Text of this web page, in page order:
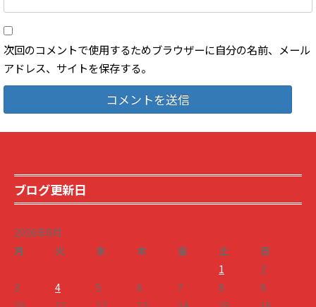
次回のコメントで使用するためブラウザーに自分の名前、メール
アドレス、サイトを保存する。
ブログ更新日
2026年8月
月
火 水 木 金 土
日
1
2
3
4 5 6 7 8
9